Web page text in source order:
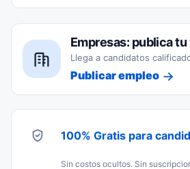
Empresas: publica
Llega a candidatos
Publicar empleo
100% Gratis para
Sin costos ocultos. Sin